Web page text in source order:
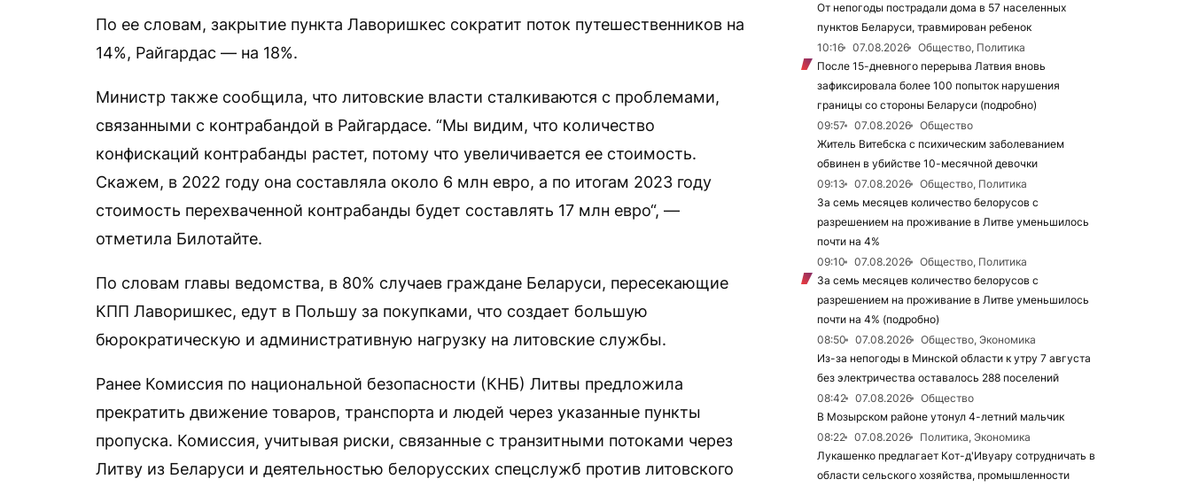
По ее словам, закрытие пункта Лаворишкес сократит поток путешественников на
14%, Райгардас — на 18%.
Министр также сообщила, что литовские власти сталкиваются с проблемами,
связанными с контрабандой в Райгардасе. “Мы видим, что количество
конфискаций контрабанды растет, потому что увеличивается ее стоимость.
Скажем, в 2022 году она составляла около 6 млн евро, а по итогам 2023 году
стоимость перехваченной контрабанды будет составлять 17 млн евро“, —
отметила Билотайте.
По словам главы ведомства, в 80% случаев граждане Беларуси, пересекающие
КПП Лаворишкес, едут в Польшу за покупками, что создает большую
бюрократическую и административную нагрузку на литовские службы.
Ранее Комиссия по национальной безопасности (КНБ) Литвы предложила
прекратить движение товаров, транспорта и людей через указанные пункты
пропуска. Комиссия, учитывая риски, связанные с транзитными потоками через
Литву из Беларуси и деятельностью белорусских спецслужб против литовского
От непогоды пострадали дома в 57 населенных
пунктов Беларуси, травмирован ребенок
10:16
07.08.2026
Общество, Политика
После 15-дневного перерыва Латвия вновь
зафиксировала более 100 попыток нарушения
границы со стороны Беларуси (подробно)
09:57
07.08.2026
Общество
Житель Витебска с психическим заболеванием
обвинен в убийстве 10-месячной девочки
09:13
07.08.2026
Общество, Политика
За семь месяцев количество белорусов с
разрешением на проживание в Литве уменьшилось
почти на 4%
09:10
07.08.2026
Общество, Политика
За семь месяцев количество белорусов с
разрешением на проживание в Литве уменьшилось
почти на 4% (подробно)
08:50
07.08.2026
Общество, Экономика
Из-за непогоды в Минской области к утру 7 августа
без электричества оставалось 288 поселений
08:42
07.08.2026
Общество
В Мозырском районе утонул 4-летний мальчик
08:22
07.08.2026
Политика, Экономика
Лукашенко предлагает Кот-д'Ивуару сотрудничать в
области сельского хозяйства, промышленности